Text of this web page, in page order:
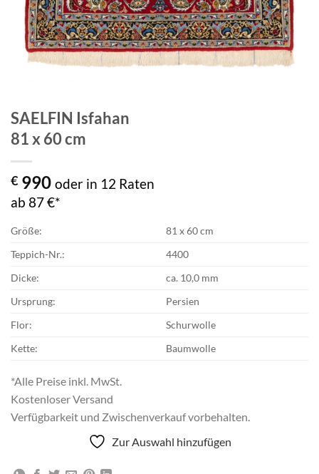
SAELFIN Isfahan
81 x 60 cm
€ 990 oder in 12 Raten
ab 87 €*
Größe:
81 x 60 cm
Teppich-Nr.:
4400
Dicke:
ca. 10,0 mm
Ursprung:
Persien
Flor:
Schurwolle
Kette:
Baumwolle
*Alle Preise inkl. MwSt.
Kostenloser Versand
Verfügbarkeit und Zwischenverkauf vorbehalten.
Zur Auswahl hinzufügen